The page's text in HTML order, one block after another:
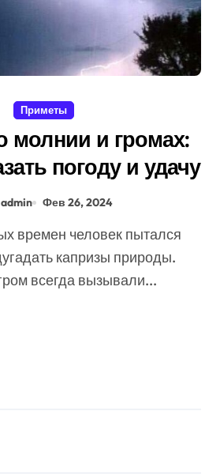
Приметы
молнии и громах:
погоду и удачу
admin Фев 26, 2024
капризы природы.
всегда вызывали...